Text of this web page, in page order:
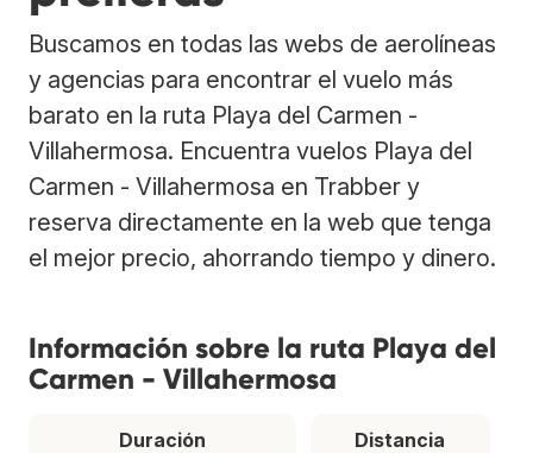
Buscamos en todas las webs de aerolíneas
y agencias para encontrar el vuelo más
barato en la ruta Playa del Carmen -
Villahermosa. Encuentra vuelos Playa del
Carmen - Villahermosa en Trabber y
reserva directamente en la web que tenga
el mejor precio, ahorrando tiempo y dinero.
Información sobre la ruta Playa del
Carmen - Villahermosa
Duración
Distancia